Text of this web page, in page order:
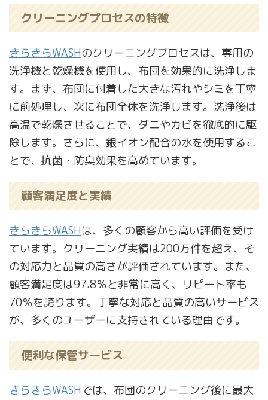
クリーニングプロセスの特徴
きらきらWASHのクリーニングプロセスは、専用の
洗浄機と乾燥機を使用し、布団を効果的に洗浄しま
す。まず、布団に付着した大きな汚れやシミを丁寧
に前処理し、次に布団全体を洗浄します。洗浄後は
高温で乾燥させることで、ダニやカビを徹底的に駆
除します。さらに、銀イオン配合の水を使用するこ
とで、抗菌・防臭効果を高めています。
顧客満足度と実績
きらきらWASHは、多くの顧客から高い評価を受け
ています。クリーニング実績は200万件を超え、そ
の対応力と品質の高さが評価されています。また、
顧客満足度は97.8％と非常に高く、リピート率も
70％を誇ります。丁寧な対応と品質の高いサービス
が、多くのユーザーに支持されている理由です。
便利な保管サービス
きらきらWASHでは、布団のクリーニング後に最大